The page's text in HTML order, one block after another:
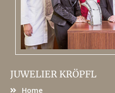
JUWELIER KRÖPFL
Home